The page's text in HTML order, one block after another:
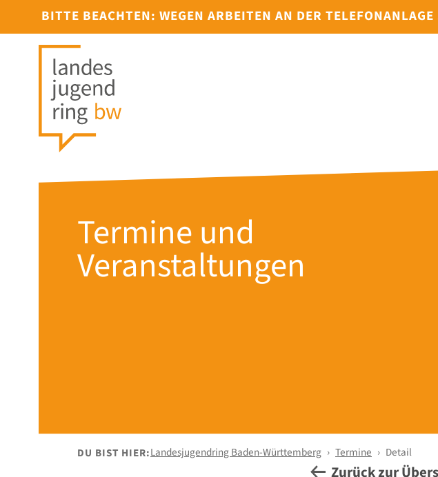
BITTE BEACHTEN: WEGEN ARBEITEN AN DER
Termine und
Veranstaltungen
DU BIST HIER:Landesjugendring Baden-Württemberg Termine Detail
Zurück zur